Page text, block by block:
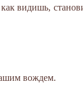
видишь,
вождем.